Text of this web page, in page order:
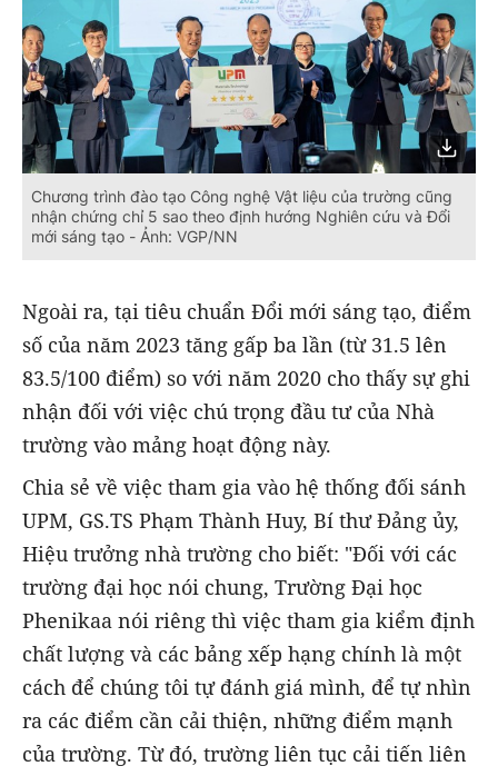
Chương trình đào tạo Công nghệ Vật liệu của trường cũng
nhận chứng chỉ 5 sao theo định hướng Nghiên cứu và Đổi
mới sáng tạo - Ảnh: VGP/NN
Ngoài ra, tại tiêu chuẩn Đổi mới sáng tạo, điểm
số của năm 2023 tăng gấp ba lần (từ 31.5 lên
83.5/100 điểm) so với năm 2020 cho thấy sự ghi
nhận đối với việc chú trọng đầu tư của Nhà
trường vào mảng hoạt động này.
Chia sẻ về việc tham gia vào hệ thống đối sánh
UPM, GS.TS Phạm Thành Huy, Bí thư Đảng ủy,
Hiệu trưởng nhà trường cho biết: "Đối với các
trường đại học nói chung, Trường Đại học
Phenikaa nói riêng thì việc tham gia kiểm định
chất lượng và các bảng xếp hạng chính là một
cách để chúng tôi tự đánh giá mình, để tự nhìn
ra các điểm cần cải thiện, những điểm mạnh
của trường. Từ đó, trường liên tục cải tiến liên